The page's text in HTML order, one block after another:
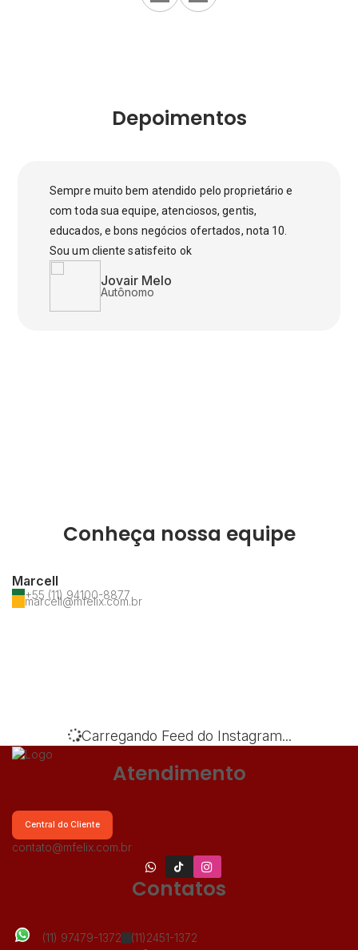
Depoimentos
Jovair Melo
Autônomo
Sempre muito bem atendido pelo proprietário e
com toda sua equipe, atenciosos, gentis,
educados, e bons negócios ofertados, nota 10.
Sou um cliente satisfeito ok
Conheça nossa equipe
Marcell
+55 (11) 94100-8877
marcell@mfelix.com.br
Carregando Feed do Instagram...
Atendimento
Central do Cliente
contato@mfelix.com.br
Contatos
(11) 97479-1372 (11)2451-1372